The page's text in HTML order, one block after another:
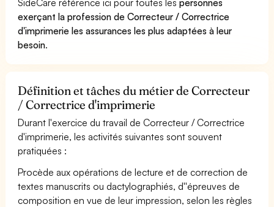
exerçant la profession de Correcteur / Correctrice
d'imprimerie les assurances les plus adaptées à leur
besoin.
Définition et tâches du métier de Correcteur
/ Correctrice d'imprimerie
Durant l'exercice du travail de Correcteur / Correctrice
d'imprimerie, les activités suivantes sont souvent
pratiquées :
Procède aux opérations de lecture et de correction de
textes manuscrits ou dactylographiés, d''épreuves de
composition en vue de leur impression, selon les règles